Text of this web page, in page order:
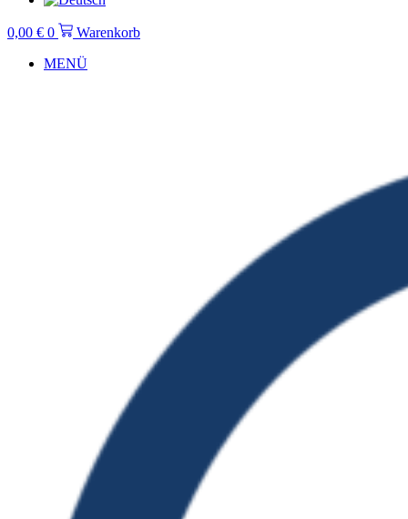
0,00 € 0
Warenkorb
MENÜ